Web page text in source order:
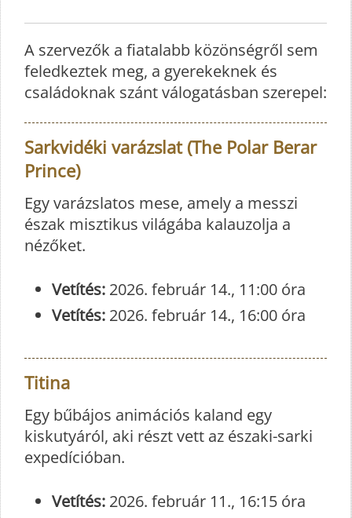
A szervezők a fiatalabb közönségről sem
feledkeztek meg, a gyerekeknek és
családoknak szánt válogatásban szerepel:
Sarkvidéki varázslat (The Polar Berar
Prince)
Egy varázslatos mese, amely a messzi
észak misztikus világába kalauzolja a
nézőket.
Vetítés: 2026. február 14., 11:00 óra
Vetítés: 2026. február 14., 16:00 óra
Titina
Egy bűbájos animációs kaland egy
kiskutyáról, aki részt vett az északi-sarki
expedícióban.
Vetítés: 2026. február 11., 16:15 óra